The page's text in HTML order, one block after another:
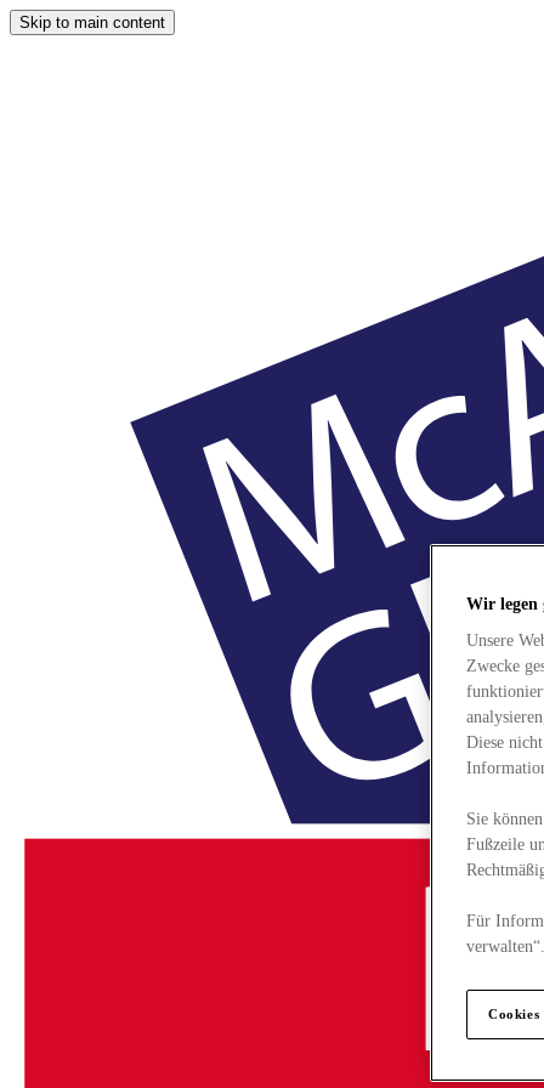
Skip to main content
Wir legen
Unsere
Zwecke
Diese
Sie
Fußzeile
Für
verwalten“.
Cookies